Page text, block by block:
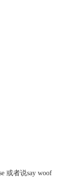
或者说say woof